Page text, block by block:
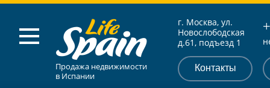
Продажа недвижимости
в Испании
г. Москва, ул.
Новослободская
д.61, подъезд 1
Контакты